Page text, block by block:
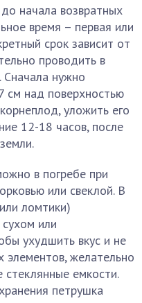
начала возвратных
время – первая или
срок зависит от
проводить в
Сначала нужно
см над поверхностью
уложить его
12-18 часов, после
в погребе при
или свеклой. В
ломтики)
или
ухудшить вкус и не
элементов, желательно
стеклянные емкости.
петрушка